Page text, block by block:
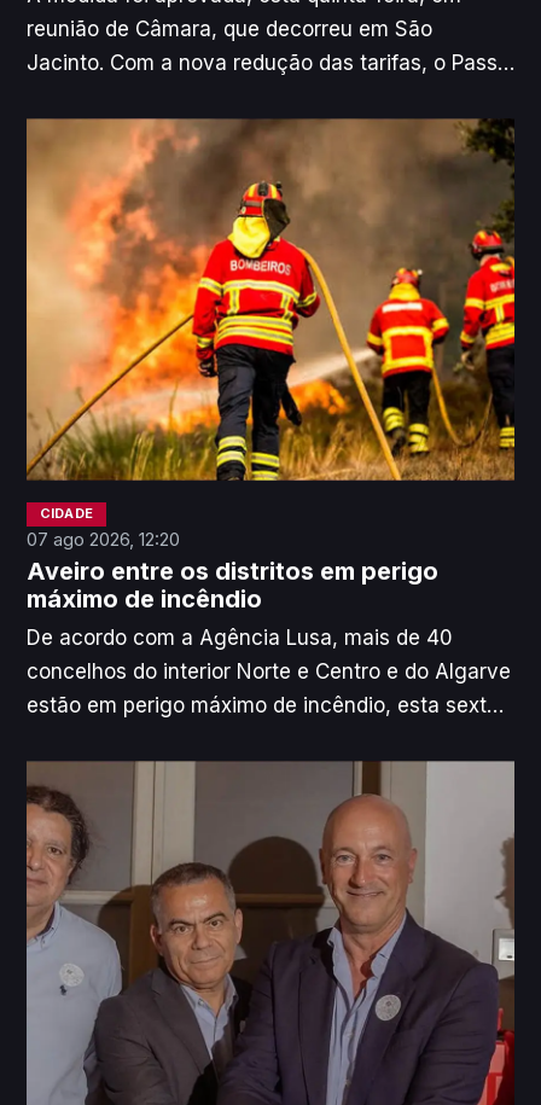
reunião de Câmara, que decorreu em São
Jacinto. Com a nova redução das tarifas, o Passe
euros para 110 euros.
CIDADE
07 ago 2026, 12:20
Aveiro entre os distritos em perigo
máximo de incêndio
De acordo com a Agência Lusa, mais de 40
concelhos do interior Norte e Centro e do Algarve
estão em perigo máximo de incêndio, esta sexta-
Atmosfera (IPMA).